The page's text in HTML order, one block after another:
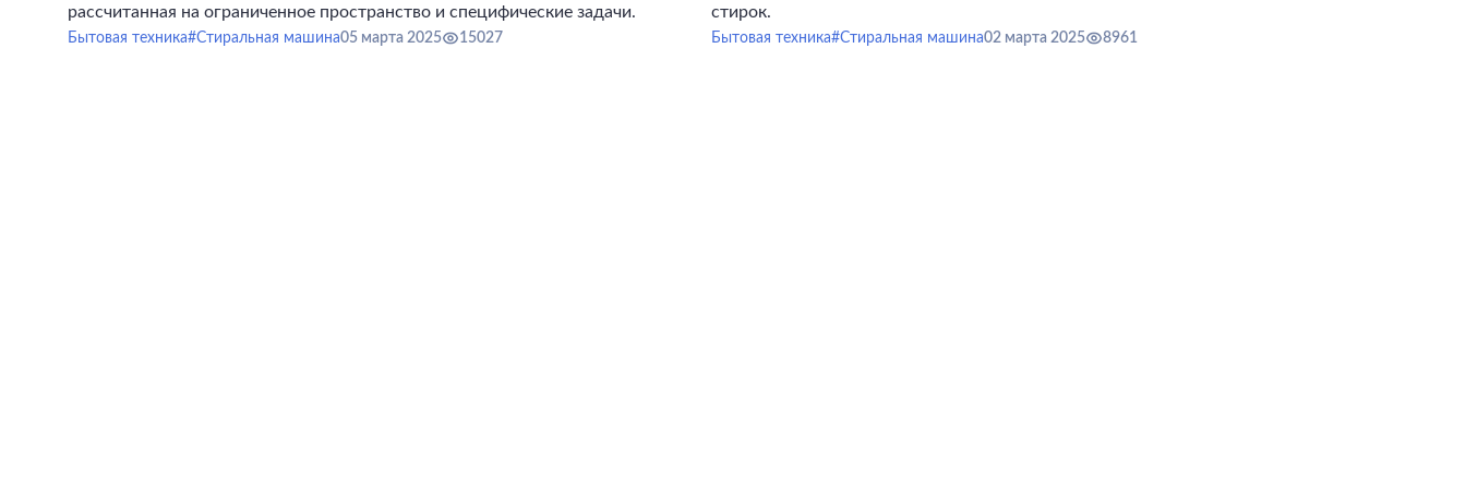
рассчитанная на ограниченное пространство и специфические задачи.
Бытовая техника#Стиральная машина05 марта 2025 15027
стирок.
Бытовая техника#Стиральная машина02 марта 2025 8961